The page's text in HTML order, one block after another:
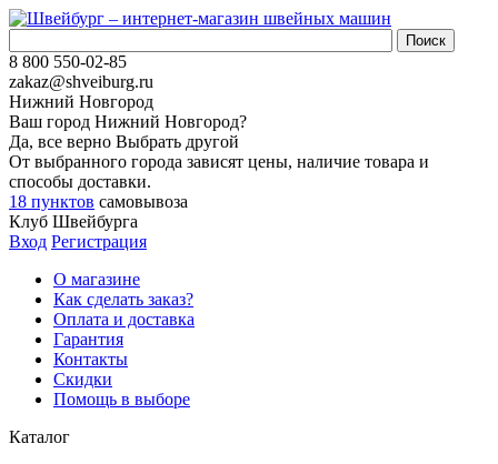
8 800 550-02-85
zakaz@shveiburg.ru
Нижний Новгород
Ваш город Нижний Новгород?
Да, все верно Выбрать другой
От выбранного города зависят цены, наличие товара и
способы доставки.
18 пунктов самовывоза
Клуб Швейбурга
Вход Регистрация
О магазине
Как сделать заказ?
Оплата и доставка
Гарантия
Контакты
Скидки
Помощь в выборе
Каталог